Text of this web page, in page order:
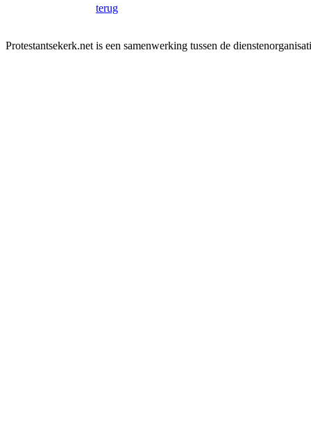
terug
Protestantsekerk.net is een samenwerking tussen de